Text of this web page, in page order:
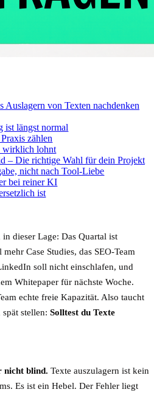
Auslagern von Texten nachdenken
ist längst normal
zählen
wirklich lohnt
– Die richtige Wahl für dein Projekt
nicht nach Tool-Liebe
bei reiner KI
ist
dieser Lage: Das Quartal ist
Case Studies, das SEO-Team
soll nicht einschlafen, und
Whitepaper für nächste Woche.
echte freie Kapazität. Also taucht
stellen: Solltest du Texte
nicht blind. Texte auszulagern ist kein
Es ist ein Hebel. Der Fehler liegt